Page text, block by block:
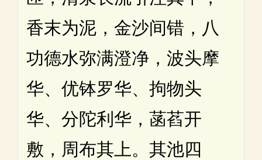
香末为泥，金沙间错，八
功德水弥满澄净，波头摩
华、优钵罗华、拘物头
华、分陀利华，菡萏开
敷，周布其上。其池四